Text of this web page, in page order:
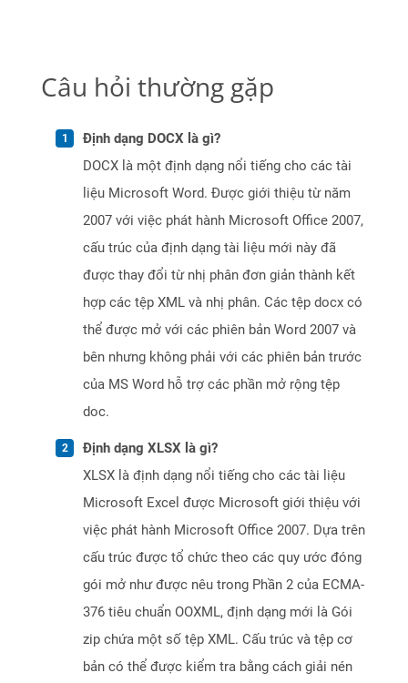
Câu hỏi thường gặp
Định dạng DOCX là gì?
DOCX là một định dạng nổi tiếng cho các tài
liệu Microsoft Word. Được giới thiệu từ năm
2007 với việc phát hành Microsoft Office 2007,
cấu trúc của định dạng tài liệu mới này đã
được thay đổi từ nhị phân đơn giản thành kết
hợp các tệp XML và nhị phân. Các tệp docx có
thể được mở với các phiên bản Word 2007 và
bên nhưng không phải với các phiên bản trước
của MS Word hỗ trợ các phần mở rộng tệp
doc.
Định dạng XLSX là gì?
XLSX là định dạng nổi tiếng cho các tài liệu
Microsoft Excel được Microsoft giới thiệu với
việc phát hành Microsoft Office 2007. Dựa trên
cấu trúc được tổ chức theo các quy ước đóng
gói mở như được nêu trong Phần 2 của ECMA-
376 tiêu chuẩn OOXML, định dạng mới là Gói
zip chứa một số tệp XML. Cấu trúc và tệp cơ
bản có thể được kiểm tra bằng cách giải nén